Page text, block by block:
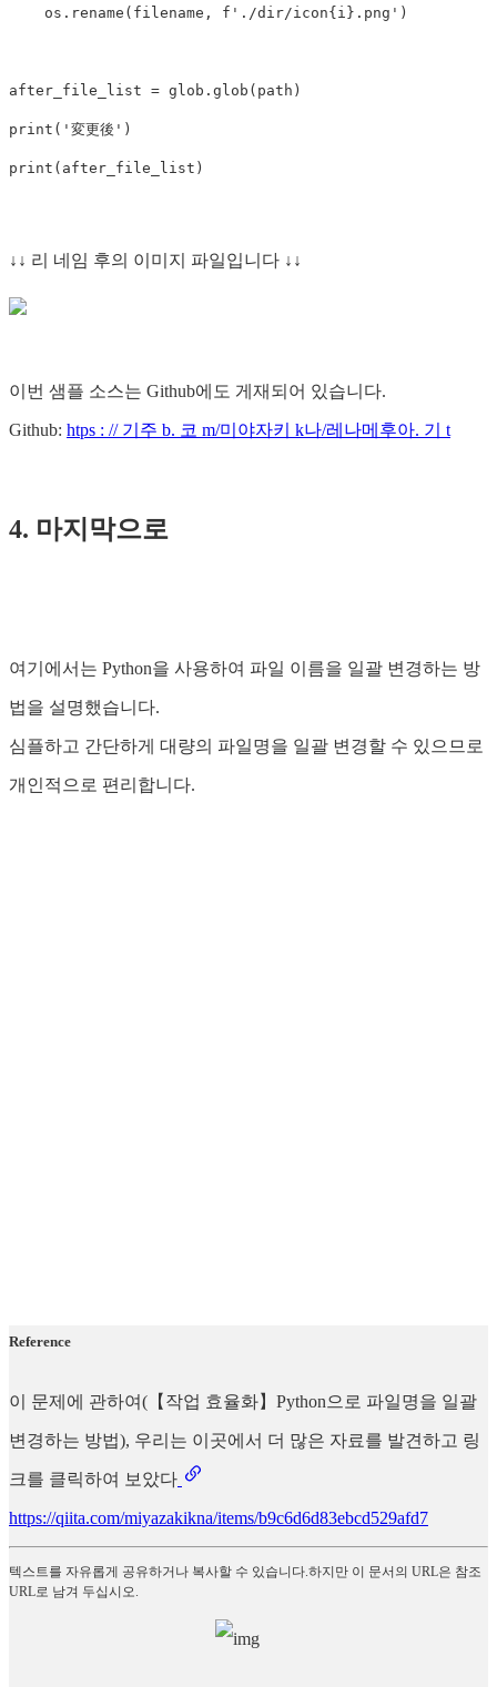
os . rename ( filename , f './dir/icon{ i } .png' )
after_file_list = glob . glob ( path )
print ( '変更後' )
print ( after_file_list )
↓↓ 리 네임 후의 이미지 파일입니다 ↓↓
이번 샘플 소스는 Github에도 게재되어 있습니다.
Github: htps : // 기주 b. 코 m/미야자키 k나/레나메후아. 기 t
4. 마지막으로
여기에서는 Python을 사용하여 파일 이름을 일괄 변경하는 방
법을 설명했습니다.
심플하고 간단하게 대량의 파일명을 일괄 변경할 수 있으므로
개인적으로 편리합니다.
Reference
이 문제에 관하여(【작업 효율화】Python으로 파일명을 일괄
변경하는 방법), 우리는 이곳에서 더 많은 자료를 발견하고 링
크를 클릭하여 보았다
https://qiita.com/miyazakikna/items/b9c6d6d83ebcd529afd7
텍스트를 자유롭게 공유하거나 복사할 수 있습니다.하지만 이 문서의 URL은 참조
URL로 남겨 두십시오.